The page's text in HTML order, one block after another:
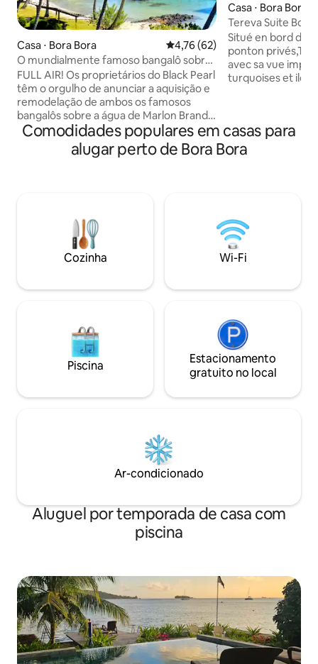
Casa ⋅ Bora Bora 4,76 de uma avaliação média
4,76 (62)
O mundialmente famoso bangalô sobre
a água de Marlon!
FULL AIR! Os proprietários do Black Pearl
têm o orgulho de anunciar a aquisição e
remodelação de ambos os famosos
bangalôs sobre a água de Marlon Brando
com WI-FI GRATUITO, NETFLIX. Cozinha
de última geração para preparar uma
refeição ou jantar nos muitos
ler um livro. Você está cercado pela
serenidade e pela beleza de Bora Bora.
Venha conferir pessoalmente!
Casa ⋅ Bora Bora
Tereva Suite Bora
Situé en bord de
ponton
avec sa vue
turquoises et
check in et
, nous
d'arrivée/départ .
Comodidades populares em casas para
alugar perto de Bora Bora
Cozinha Wi-Fi
Piscina
Estacionamento
gratuito no local
Ar-condicionado
Aluguel por temporada de casa com
piscina